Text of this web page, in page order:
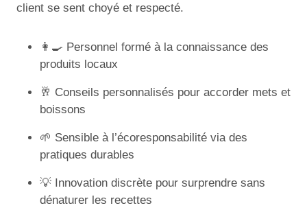
client se sent choyé et respecté.
👩‍🍳 Personnel formé à la connaissance des
produits locaux
🥂 Conseils personnalisés pour accorder mets et
boissons
🌱 Sensible à l’écoresponsabilité via des
pratiques durables
💡 Innovation discrète pour surprendre sans
dénaturer les recettes